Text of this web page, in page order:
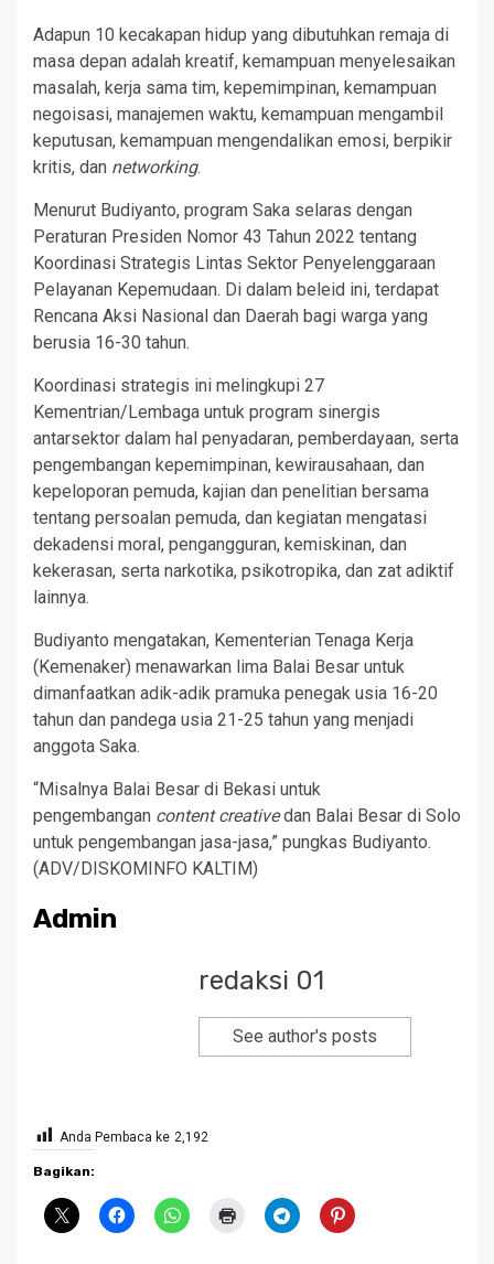
Adapun 10 kecakapan hidup yang dibutuhkan remaja di
masa depan adalah kreatif, kemampuan menyelesaikan
masalah, kerja sama tim, kepemimpinan, kemampuan
negoisasi, manajemen waktu, kemampuan mengambil
keputusan, kemampuan mengendalikan emosi, berpikir
kritis, dan networking.
Menurut Budiyanto, program Saka selaras dengan
Peraturan Presiden Nomor 43 Tahun 2022 tentang
Koordinasi Strategis Lintas Sektor Penyelenggaraan
Pelayanan Kepemudaan. Di dalam beleid ini, terdapat
Rencana Aksi Nasional dan Daerah bagi warga yang
berusia 16-30 tahun.
Koordinasi strategis ini melingkupi 27
Kementrian/Lembaga untuk program sinergis
antarsektor dalam hal penyadaran, pemberdayaan, serta
pengembangan kepemimpinan, kewirausahaan, dan
kepeloporan pemuda, kajian dan penelitian bersama
tentang persoalan pemuda, dan kegiatan mengatasi
dekadensi moral, pengangguran, kemiskinan, dan
kekerasan, serta narkotika, psikotropika, dan zat adiktif
lainnya.
Budiyanto mengatakan, Kementerian Tenaga Kerja
(Kemenaker) menawarkan lima Balai Besar untuk
dimanfaatkan adik-adik pramuka penegak usia 16-20
tahun dan pandega usia 21-25 tahun yang menjadi
anggota Saka.
“Misalnya Balai Besar di Bekasi untuk
pengembangan content creativedan Balai Besar di Solo
untuk pengembangan jasa-jasa,” pungkas Budiyanto.
(ADV/DISKOMINFO KALTIM)
Admin
redaksi 01
See author's posts
Anda Pembaca ke 2,192
Bagikan: